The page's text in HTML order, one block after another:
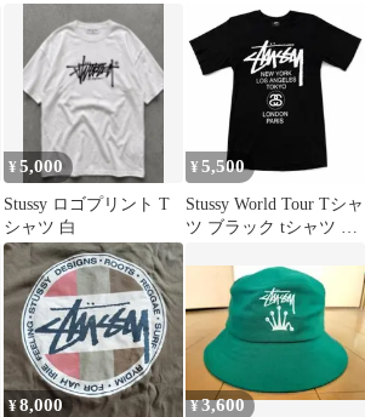
¥5,000
Stussy ロゴプリント T
シャツ 白
¥ 5,500
Stussy World Tour Tシャ
ツ ブラック tシャツ メ
¥8,000 ¥3,600